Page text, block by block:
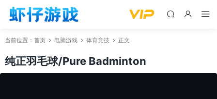
当前位置： 首页 电脑游戏 体育竞技 正文
纯正羽毛球/Pure Badminton